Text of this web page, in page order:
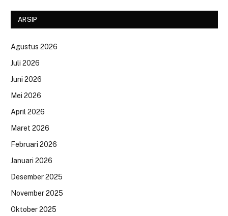
ARSIP
Agustus 2026
Juli 2026
Juni 2026
Mei 2026
April 2026
Maret 2026
Februari 2026
Januari 2026
Desember 2025
November 2025
Oktober 2025